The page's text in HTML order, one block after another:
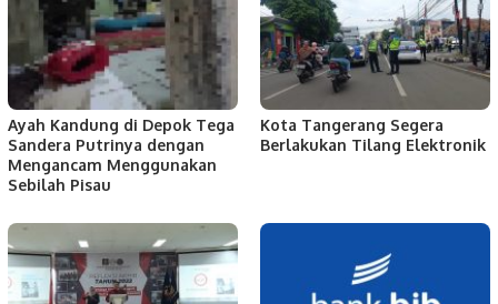
Ayah Kandung di Depok Tega
Sandera Putrinya dengan
Mengancam Menggunakan
Sebilah Pisau
Kota Tangerang Segera
Berlakukan Tilang Elektronik